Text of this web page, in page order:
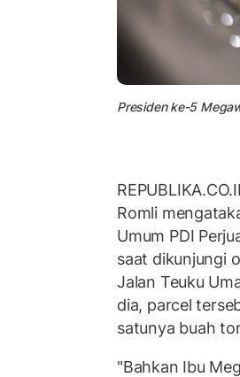
Presiden ke-5
Romli
Umum PDI
saat dikunjungi
Jalan Teuku
dia, parcel
satunya buah
"Bahkan Ibu